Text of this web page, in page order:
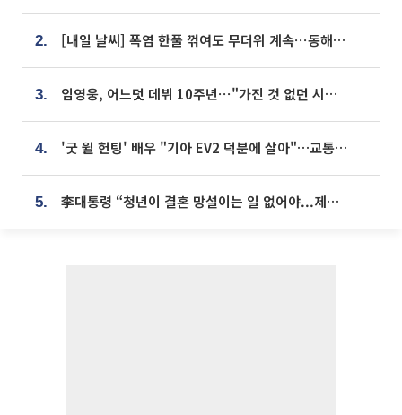
2. [내일 날씨] 폭염 한풀 꺾여도 무더위 계속⋯동해안 이틀 연속 비
3. 임영웅, 어느덧 데뷔 10주년⋯"가진 것 없던 시절, 내 앞엔 20명의 팬뿐"
4. '굿 윌 헌팅' 배우 "기아 EV2 덕분에 살아"…교통사고 후 안전성 극찬
5. 李대통령 “청년이 결혼 망설이는 일 없어야...제도상 불이익 조사”